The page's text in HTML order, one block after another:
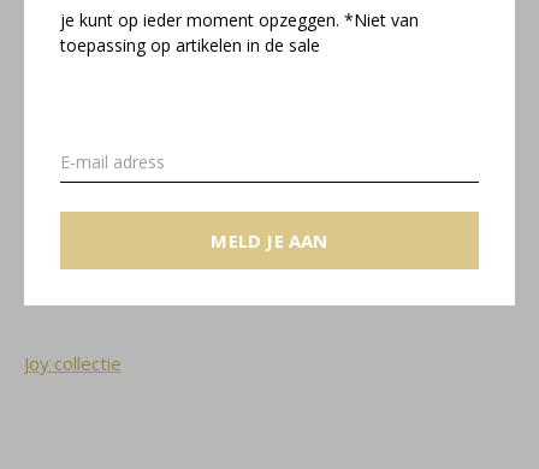
je kunt op ieder moment opzeggen. *Niet van
toepassing op artikelen in de sale
MELD JE AAN
Doorsnede oorbel: 6 mm
Maansteen: 6 mm
Joy collectie